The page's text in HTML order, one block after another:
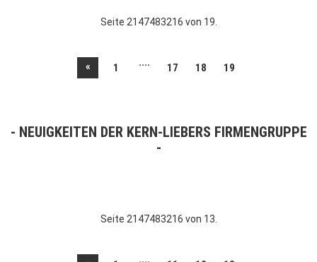
Seite 2147483216 von 19.
« 1 .... 17 18 19
NEUIGKEITEN DER KERN-LIEBERS FIRMENGRUPPE
Seite 2147483216 von 13.
....